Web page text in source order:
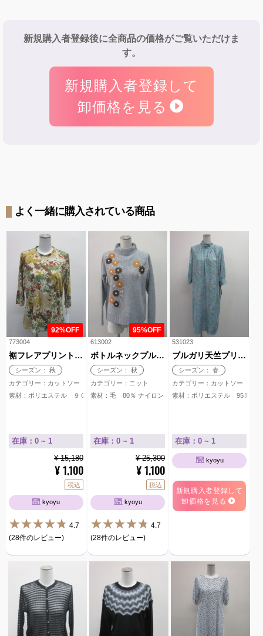
新規購入者登録後に全商品の価格がご覧いただけま
す。
新規購入者登録して
卸価格を見る
よく一緒に購入されている商品
92%OFF
773004
裾フレアプリントカットソー
シーズン： 秋
カテゴリー：カットソー
素材：ポリエステル ９０％ 毛 １０％
在庫：0 ~ 1
¥ 15,180
¥ 1,100
税込
kyoyu
4.7
(28件のレビュー)
95%OFF
613002
ボトルネックプルオーバー
シーズン： 秋
カテゴリー：ニット
素材：毛 80％ ナイロン 20％
在庫：0 ~ 1
¥ 25,300
¥ 1,100
税込
kyoyu
4.7
(28件のレビュー)
531023
ブルガリ天竺プリントワンピース
シーズン： 春
カテゴリー：カットソー
素材：ポリエステル 95％
在庫：0 ~ 1
kyoyu
新規購入者登録して
卸価格を見る